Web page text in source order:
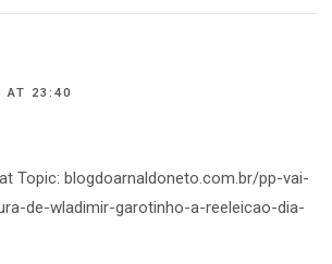
AT 23:40
Topic: blogdoarnaldoneto.com.br/pp-vai-
de-wladimir-garotinho-a-reeleicao-dia-